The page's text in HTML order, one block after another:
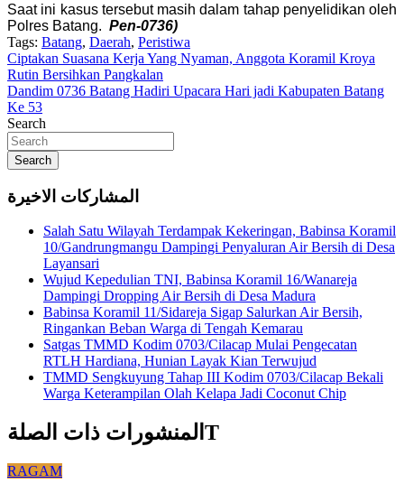
Saat ini kasus tersebut masih dalam tahap penyelidikan oleh
Polres Batang. Pen-0736)
Tags: Batang, Daerah, Peristiwa
Navigasi
pos
Ciptakan Suasana Kerja Yang Nyaman, Anggota Koramil Kroya
Rutin Bersihkan Pangkalan
Dandim 0736 Batang Hadiri Upacara Hari jadi Kabupaten Batang
Ke 53
Search
Search
المشاركات الاخيرة
Salah Satu Wilayah Terdampak Kekeringan, Babinsa Koramil
10/Gandrungmangu Dampingi Penyaluran Air Bersih di Desa
Layansari
Wujud Kepedulian TNI, Babinsa Koramil 16/Wanareja
Dampingi Dropping Air Bersih di Desa Madura
Babinsa Koramil 11/Sidareja Sigap Salurkan Air Bersih,
Ringankan Beban Warga di Tengah Kemarau
Satgas TMMD Kodim 0703/Cilacap Mulai Pengecatan
RTLH Hardiana, Hunian Layak Kian Terwujud
TMMD Sengkuyung Tahap III Kodim 0703/Cilacap Bekali
Warga Keterampilan Olah Kelapa Jadi Coconut Chip
المنشورات ذات الصلةT
RAGAM